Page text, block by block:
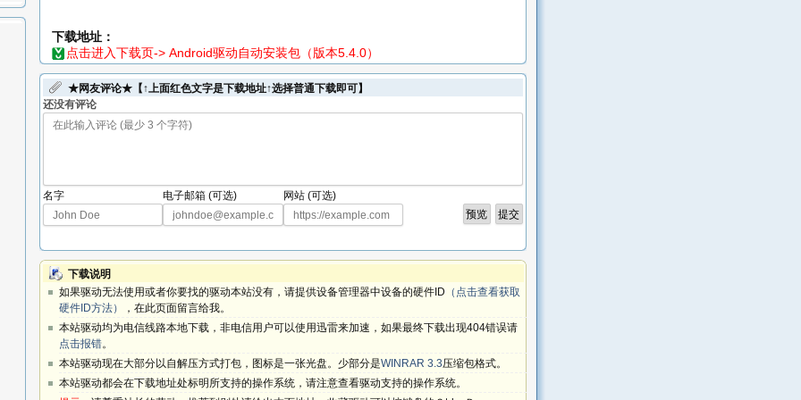
下载地址：
点击进入下载页-> Android驱动自动安装包（版本5.4.0）
★网友评论★【↑上面红色文字是下载地址↑选择普通下载即可】
还没有评论
名字 电子邮箱 (可选) 网站 (可选)
下载说明
如果驱动无法使用或者你要找的驱动本站没有，请提供设备管理器中设备的硬件ID （点击查看获取
硬件ID方法）
，在此页面留言给我。
本站驱动均为电信线路本地下载，非电信用户可以使用迅雷来加速，如果最终下载出现404错误请
点击报错。
本站驱动现在大部分以自解压方式打包，图标是一张光盘。少部分是WINRAR 3.3压缩包格式。
本站驱动都会在下载地址处标明所支持的操作系统，请注意查看驱动支持的操作系统。